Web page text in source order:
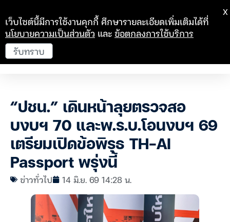
“ปชน.” เดินหน้าลุยตรวจสอ
บงบฯ 70 และพ.ร.บ.โอนงบฯ 69
เตรียมเปิดข้อพิรุธ TH-AI
Passport พรุ่งนี้
ข่าวทั่วไป 14 มิ.ย. 69 14:28 น.
เว็บไซต์นี้มีการใช้งานคุกกี้ ศึกษารายละเอียดเพิ่มเติมได้ที่
นโยบายความเป็นส่วนตัว และข้อตกลงการใช้บริการ
รับทราบ
X